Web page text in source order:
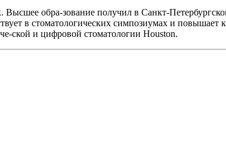
обра-зование получил в Санкт-
в стоматологических симпозиумах и
ской и цифровой стоматологии Houston.